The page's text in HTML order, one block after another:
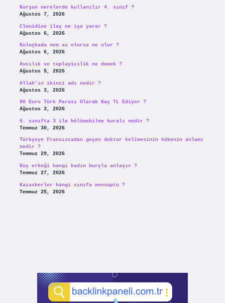
Kurşun nerelerde kullanılır 4. sınıf ?
Ağustos 7, 2026
Clonidine ilaç ne işe yarar ?
Ağustos 6, 2026
Kuluçkada nem az olursa ne olur ?
Ağustos 6, 2026
Avcılık ve toplayicilik ne demek ?
Ağustos 5, 2026
Allah’ın ikinci adı nedir ?
Ağustos 3, 2026
80 Euro Türk Parası Olarak Kaç TL Ediyor ?
Ağustos 3, 2026
6. sınıfta 3 ile bölünebilme kuralı nedir ?
Temmuz 30, 2026
Türkçeye Fransızcadan geçen doktor kelimesinin kökenin anlamı
nedir ?
Temmuz 29, 2026
Koç erkeği hangi kadın burçla anlaşır ?
Temmuz 27, 2026
Kazaskerler hangi sınıfa mensuptu ?
Temmuz 25, 2026